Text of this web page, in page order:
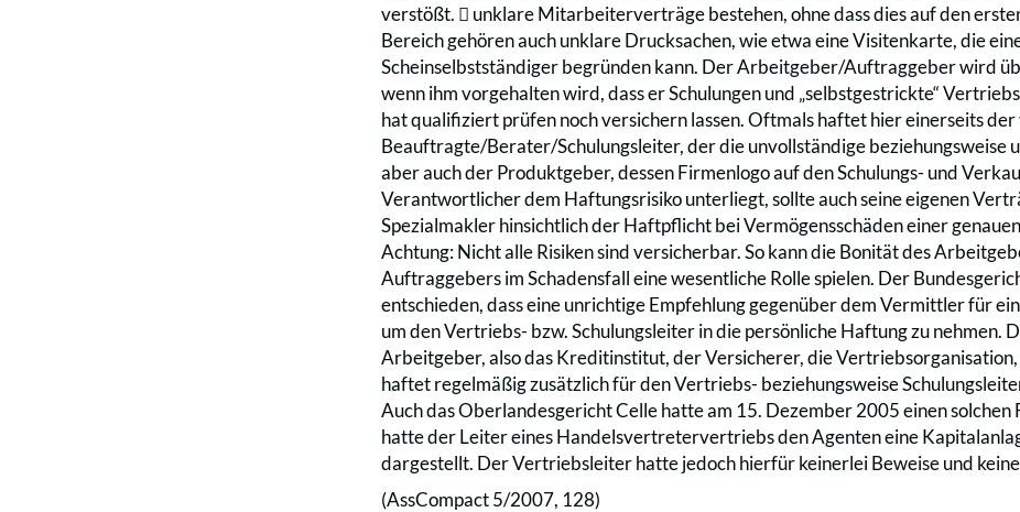
verstößt. 􀁑 unklare Mitarbeiterverträge bestehen, ohne dass dies auf den
Bereich gehören auch unklare Drucksachen, wie etwa eine Visitenkarte, die
Scheinselbstständiger begründen kann. Der Arbeitgeber/Auftraggeber wird
wenn ihm vorgehalten wird, dass er Schulungen und „selbstgestrickte“
hat qualifiziert prüfen noch versichern lassen. Oftmals haftet hier einerseits
Beauftragte/Berater/Schulungsleiter, der die unvollständige beziehungsweise
aber auch der Produktgeber, dessen Firmenlogo auf den Schulungs- und
Verantwortlicher dem Haftungsrisiko unterliegt, sollte auch seine eigenen
Spezialmakler hinsichtlich der Haftpflicht bei Vermögensschäden einer
Achtung: Nicht alle Risiken sind versicherbar. So kann die Bonität des
Auftraggebers im Schadensfall eine wesentliche Rolle spielen. Der
entschieden, dass eine unrichtige Empfehlung gegenüber dem Vermittler für
um den Vertriebs- bzw. Schulungsleiter in die persönliche Haftung zu nehmen.
Arbeitgeber, also das Kreditinstitut, der Versicherer, die
haftet regelmäßig zusätzlich für den Vertriebs- beziehungsweise
Auch das Oberlandesgericht Celle hatte am 15. Dezember 2005 einen
hatte der Leiter eines Handelsvertretervertriebs den Agenten eine
dargestellt. Der Vertriebsleiter hatte jedoch hierfür keinerlei Beweise und
(AssCompact 5/2007, 128)